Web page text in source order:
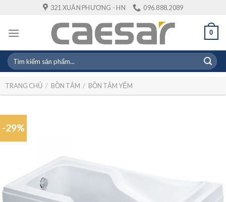
content
321 XUÂN PHƯƠNG - HN 096.888.2089
0
Tìm
kiếm:
TRANG CHỦ / BỒN TẮM / BỒN TẮM YẾM
-29%